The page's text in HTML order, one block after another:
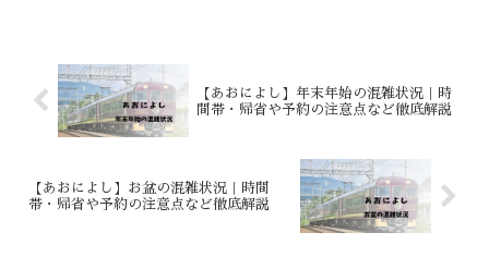
【あおによし】年末年始の混雑状況｜時
間帯・帰省や予約の注意点など徹底解説
【あおによし】お盆の混雑状況｜時間
帯・帰省や予約の注意点など徹底解説